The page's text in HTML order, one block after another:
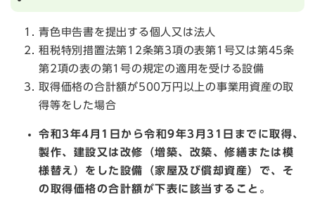
青色申告書を提出する個人又は法人
租税特別措置法第12条第3項の表第1号又は第45条
第2項の表の第1号の規定の適用を受ける設備
取得価格の合計額が500万円以上の事業用資産の取
得等をした場合
令和3年4月1日から令和9年3月31日までに取得、
製作、建設又は改修（増築、改築、修繕または模
様替え）をした設備（家屋及び償却資産）で、そ
の取得価格の合計額が下表に該当すること。